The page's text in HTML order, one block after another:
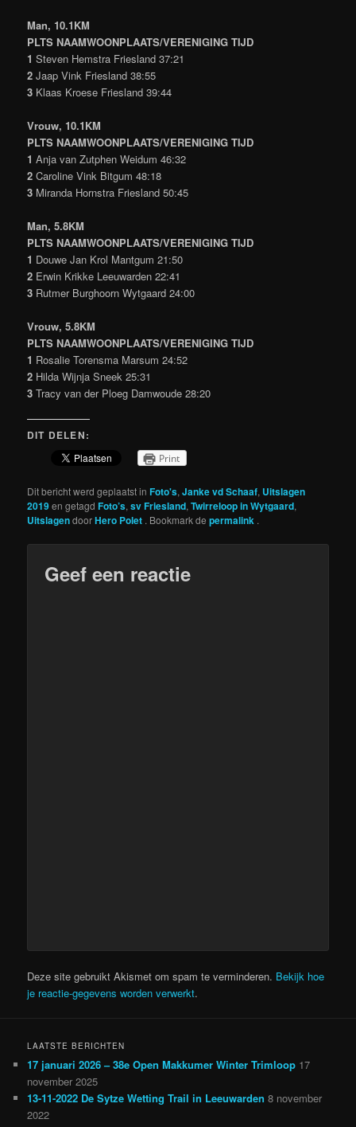
Man, 10.1KM
PLTS NAAMWOONPLAATS/VERENIGING TIJD
1 Steven Hemstra Friesland 37:21
2 Jaap Vink Friesland 38:55
3 Klaas Kroese Friesland 39:44
Vrouw, 10.1KM
PLTS NAAMWOONPLAATS/VERENIGING TIJD
1 Anja van Zutphen Weidum 46:32
2 Caroline Vink Bitgum 48:18
3 Miranda Hornstra Friesland 50:45
Man, 5.8KM
PLTS NAAMWOONPLAATS/VERENIGING TIJD
1 Douwe Jan Krol Mantgum 21:50
2 Erwin Krikke Leeuwarden 22:41
3 Rutmer Burghoorn Wytgaard 24:00
Vrouw, 5.8KM
PLTS NAAMWOONPLAATS/VERENIGING TIJD
1 Rosalie Torensma Marsum 24:52
2 Hilda Wijnja Sneek 25:31
3 Tracy van der Ploeg Damwoude 28:20
DIT DELEN:
Print
Dit bericht werd geplaatst inFoto's,Janke vd Schaaf, Uitslagen
2019en getagdFoto’s,sv Friesland,Twirreloop in Wytgaard,
UitslagendoorHero Polet . Bookmark depermalink .
Geef een reactie
Deze site gebruikt Akismet om spam te verminderen. Bekijk hoe
je reactie-gegevens worden verwerkt.
LAATSTE BERICHTEN
17 januari 2026 – 38e Open Makkumer Winter Trimloop 17
november 2025
13-11-2022 De Sytze Wetting Trail in Leeuwarden 8 november
2022